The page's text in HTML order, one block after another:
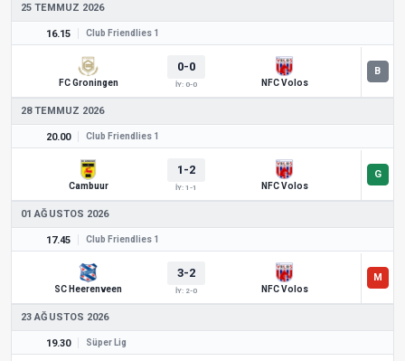
25 TEMMUZ 2026
16.15 Club Friendlies 1
FC Groningen
0-0
İY: 0-0 NFC Volos
28 TEMMUZ 2026
20.00 Club Friendlies 1
Cambuur
1-2
İY: 1-1 NFC Volos
01 AĞUSTOS 2026
17.45 Club Friendlies 1
SC Heerenveen
3-2
İY: 2-0 NFC Volos
23 AĞUSTOS 2026
19.30 Süper Lig